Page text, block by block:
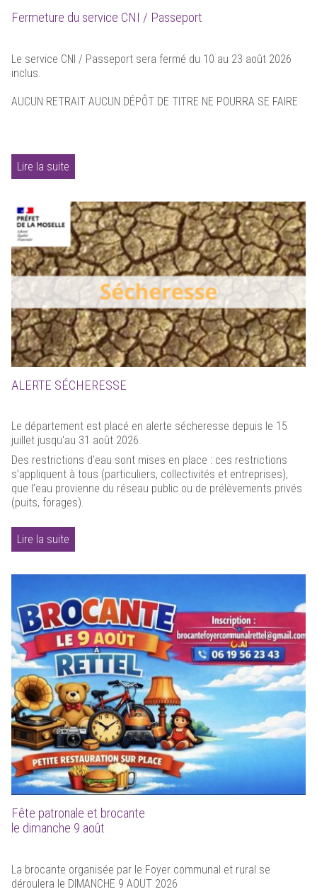
Fermeture du service CNI / Passeport
Le service CNI / Passeport sera fermé du 10 au 23 août 2026
inclus.
AUCUN RETRAIT AUCUN DÉPÔT DE TITRE NE POURRA SE FAIRE
Lire la suite
ALERTE SÉCHERESSE
Le département est placé en alerte sécheresse depuis le 15
juillet jusqu'au 31 août 2026.
Des restrictions d'eau sont mises en place : ces restrictions
s’appliquent à tous (particuliers, collectivités et entreprises),
que l’eau provienne du réseau public ou de prélèvements privés
(puits, forages).
Lire la suite
Fête patronale et brocante
le dimanche 9 août
La brocante organisée par le Foyer communal et rural se
déroulera le DIMANCHE 9 AOUT 2026